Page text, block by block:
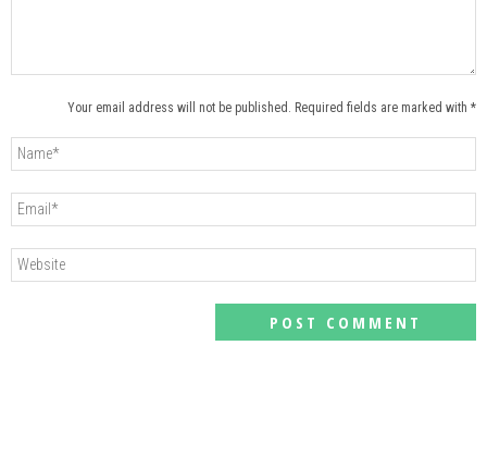
Your email address will not be published. Required fields are marked with *